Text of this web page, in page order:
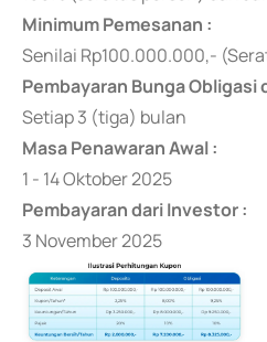
Minimum Pemesanan :
Senilai Rp100.000.000,-
Pembayaran Bunga Obligasi
Setiap 3 (tiga) bulan
Masa Penawaran Awal :
1 - 14 Oktober 2025
Pembayaran dari Investor :
3 November 2025